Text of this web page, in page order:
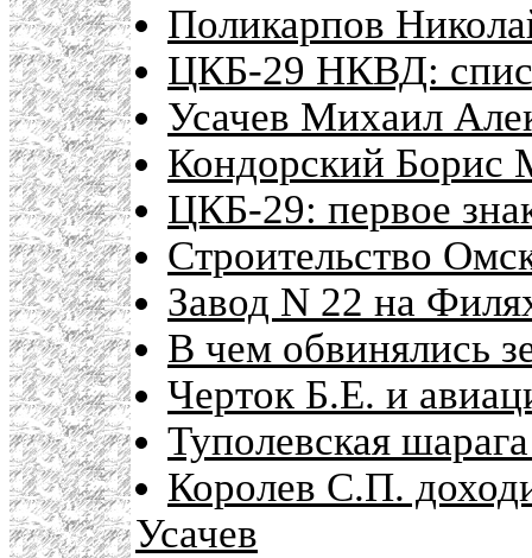
Поликарпов
ЦКБ-29 НКВД:
Усачев Михаил
Кондорский Борис
ЦКБ-29: первое
Строительство
Завод N 22 на
В чем обвинялись
Черток Б.Е. и
Туполевская
Королев С.П.
Усачев